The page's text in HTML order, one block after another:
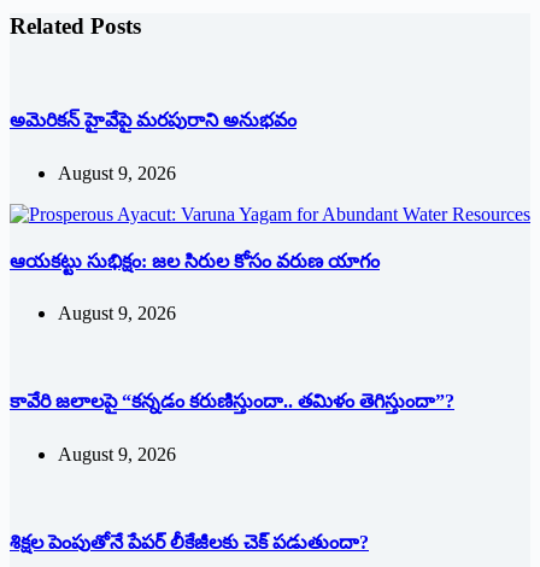
Related Posts
అమెరికన్ హైవేపై మ‌ర‌పురాని అనుభ‌వం
August 9, 2026
ఆయకట్టు సుభిక్షం: జల సిరుల కోసం వరుణ యాగం
August 9, 2026
కావేరి జలాలపై “కన్నడం కరుణిస్తుందా.. తమిళం తెగిస్తుందా”?
August 9, 2026
శిక్షల పెంపుతోనే పేపర్ లీకేజీలకు చెక్ పడుతుందా?